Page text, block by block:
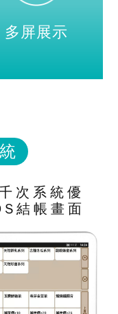
多屏展示
次系統優
結帳畫面